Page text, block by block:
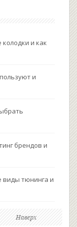
и как
и
брендов и
виды тюнинга и
Наверх